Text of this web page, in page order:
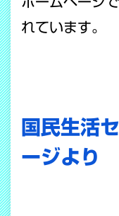
れています。
国民生活
ージより